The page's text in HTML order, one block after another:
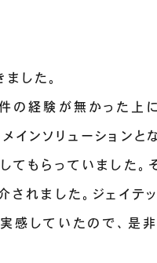
した。
の経験が無かった上
インソリューション
てもらっていました
されました。ジェイテ
感していたので、是